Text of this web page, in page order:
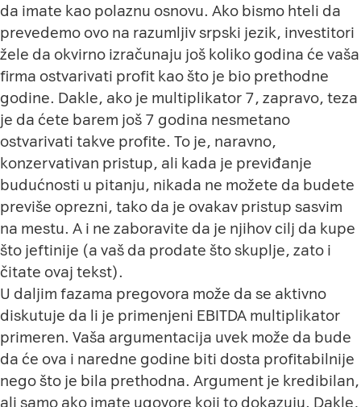
da imate kao polaznu osnovu. Ako bismo hteli da
prevedemo ovo na razumljiv srpski jezik, investitori
žele da okvirno izračunaju još koliko godina će vaša
firma ostvarivati profit kao što je bio prethodne
godine. Dakle, ako je multiplikator 7, zapravo, teza
je da ćete barem još 7 godina nesmetano
ostvarivati takve profite. To je, naravno,
konzervativan pristup, ali kada je previđanje
budućnosti u pitanju, nikada ne možete da budete
previše oprezni, tako da je ovakav pristup sasvim
na mestu. A i ne zaboravite da je njihov cilj da kupe
što jeftinije (a vaš da prodate što skuplje, zato i
čitate ovaj tekst).
U daljim fazama pregovora može da se aktivno
diskutuje da li je primenjeni EBITDA multiplikator
primeren. Vaša argumentacija uvek može da bude
da će ova i naredne godine biti dosta profitabilnije
nego što je bila prethodna. Argument je kredibilan,
ali samo ako imate ugovore koji to dokazuju. Dakle,